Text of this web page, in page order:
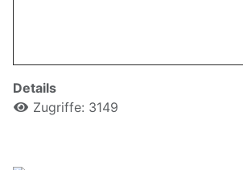
Details
Zugriffe: 3149